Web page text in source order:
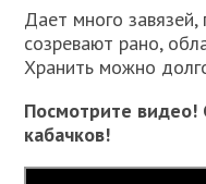
Дает много
созревают рано,
Хранить можно
Посмотрите видео!
кабачков!